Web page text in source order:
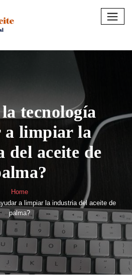
tecnología
a limpiar la
del aceite de
Home
a limpiar la industria del aceite de
palma?